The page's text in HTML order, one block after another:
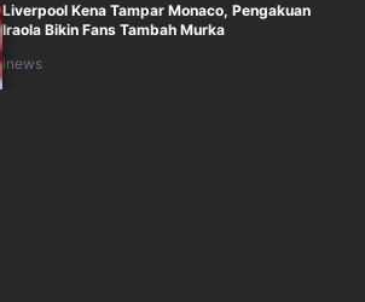
Liverpool Kena Tampar Monaco, Pengakuan
Iraola Bikin Fans Tambah Murka
inews